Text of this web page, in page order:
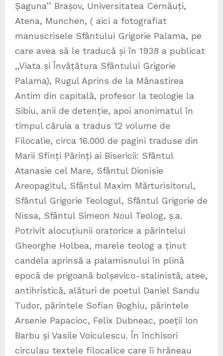
Șaguna’’ Brașov, Universitatea Cernăuți,
Atena, Munchen, ( aici a fotografiat
manuscrisele Sfântului Grigorie Palama, pe
care avea să le traducă și în 1938 a publicat
,,Viata și Învățătura Sfântului Grigorie
Palama), Rugul Aprins de la Mănastirea
Antim din capitală, profesor la teologie la
Sibiu, anii de detenție, apoi anonimatul în
timpul căruia a tradus 12 volume de
Filocalie, circa 16.000 de pagini traduse din
Marii Sfinți Părinți ai Bisericii: Sfântul
Atanasie cel Mare, Sfântul Dionisie
Areopagitul, Sfântul Maxim Mărturisitorul,
Sfântul Grigorie Teologul, Sfântul Grigorie de
Nissa, Sfântul Simeon Noul Teolog, ș.a.
Potrivit alocuțiunii oratorice a părintelui
Gheorghe Holbea, marele teolog a ținut
candela aprinsă a palamisnului în plină
epocă de prigoană bolșevico-stalinistă, atee,
antihristică, alături de poetul Daniel Sandu
Tudor, părintele Sofian Boghiu, părintele
Arsenie Papacioc, Felix Dubneac, poeții Ion
Barbu și Vasile Voiculescu. În închisori
circulau textele filocalice care îi hrăneau